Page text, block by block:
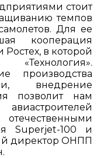
стоит
темпов
Для ее
кооперация
в которой
производства
внедрение
позволит нам
Superjet-100 и
директор ОНПП